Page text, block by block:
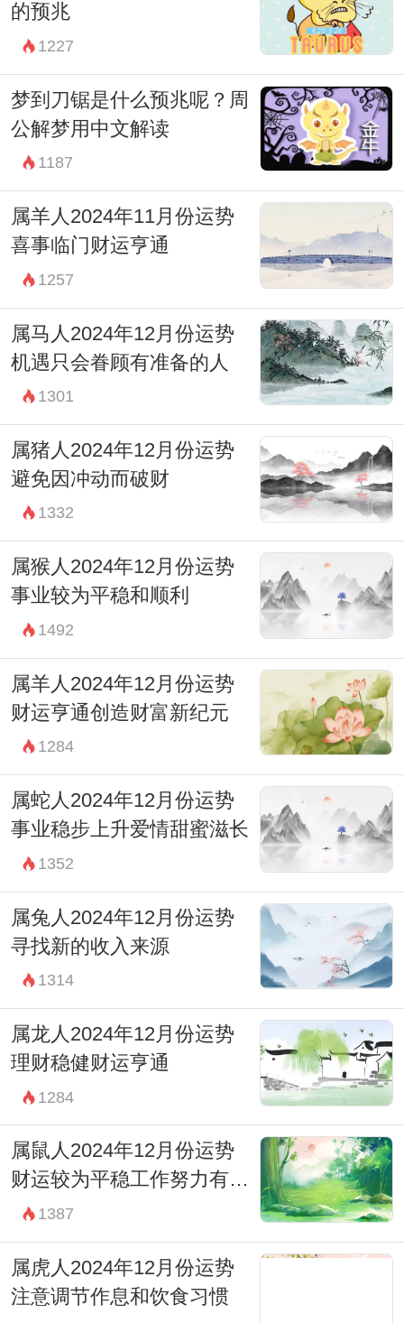
的预兆
1227
梦到刀锯是什么预兆呢？周
公解梦用中文解读
1187
属羊人2024年11月份运势
喜事临门财运亨通
1257
属马人2024年12月份运势
机遇只会眷顾有准备的人
1301
属猪人2024年12月份运势
避免因冲动而破财
1332
属猴人2024年12月份运势
事业较为平稳和顺利
1492
属羊人2024年12月份运势
财运亨通创造财富新纪元
1284
属蛇人2024年12月份运势
事业稳步上升爱情甜蜜滋长
1352
属兔人2024年12月份运势
寻找新的收入来源
1314
属龙人2024年12月份运势
理财稳健财运亨通
1284
属鼠人2024年12月份运势
财运较为平稳工作努力有回
报 1387
属虎人2024年12月份运势
注意调节作息和饮食习惯